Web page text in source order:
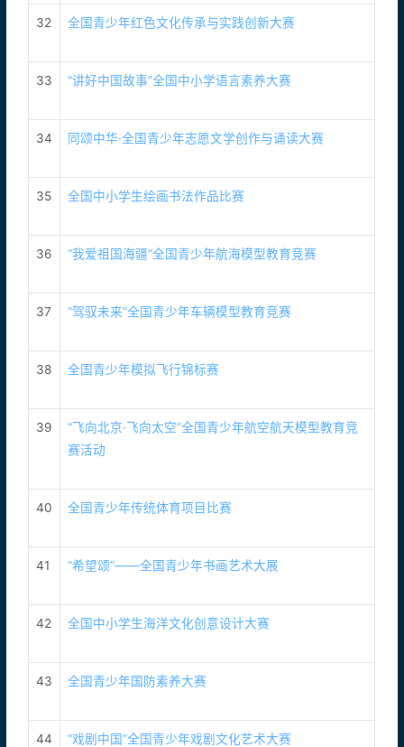
32 全国青少年红色文化传承与实践创新大赛
33 “讲好中国故事”全国中小学语言素养大赛
34 同颂中华·全国青少年志愿文学创作与诵读大赛
35 全国中小学生绘画书法作品比赛
36 “我爱祖国海疆”全国青少年航海模型教育竞赛
37 “驾驭未来”全国青少年车辆模型教育竞赛
38 全国青少年模拟飞行锦标赛
39
“飞向北京·飞向太空”全国青少年航空航天模型教育竞
赛活动
40 全国青少年传统体育项目比赛
41 “希望颂”——全国青少年书画艺术大展
42 全国中小学生海洋文化创意设计大赛
43 全国青少年国防素养大赛
44 “戏剧中国”全国青少年戏剧文化艺术大赛